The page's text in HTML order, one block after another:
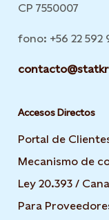
CP 7550007
fono: +56 22 592
Accesos Directos
Portal de
Mecanismo de
Ley 20.393 /
Para